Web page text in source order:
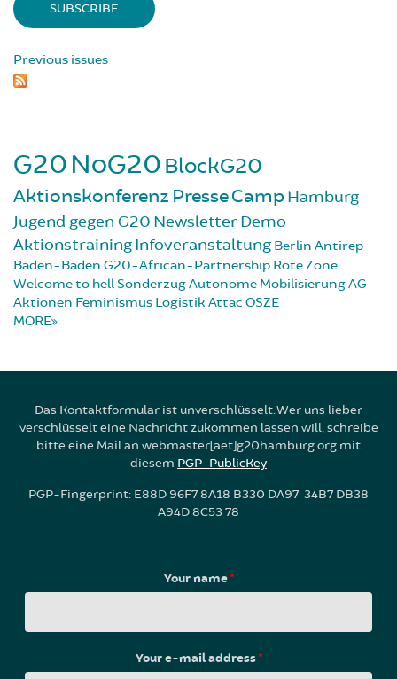
Previous issues
G20NoG20 BlockG20
Aktionskonferenz PresseCampHamburg
Jugend gegen G20 NewsletterDemo
AktionstrainingInfoveranstaltung Berlin Antirep
Baden-Baden G20-African-Partnership Rote Zone
Welcome to hellSonderzugAutonome MobilisierungAG
Aktionen Feminismus Logistik Attac OSZE
MORE
Das Kontaktformular ist unverschlüsselt. Wer uns lieber
verschlüsselt eine Nachricht zukommen lassen will, schreibe
bitte eine Mail an webmaster[aet]g20hamburg.org mit
diesem PGP-PublicKey
PGP-Fingerprint: E88D 96F7 8A18 B330 DA97 34B7 DB38
A94D 8C53 78
Your name*
Your e-mail address*